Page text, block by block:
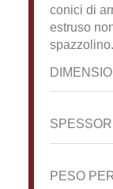
conici di
estruso
spazzolino.
PESO